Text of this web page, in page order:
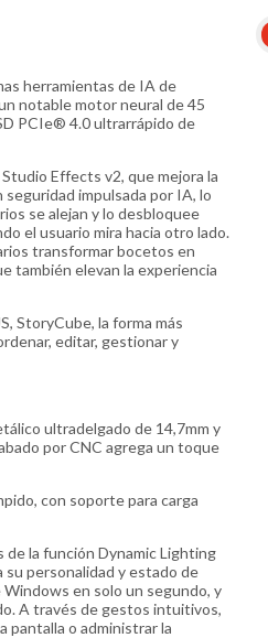
herramientas de IA de
notable motor neural de 45
PCIe® 4.0 ultrarrápido de
Effects v2, que mejora la
seguridad impulsada por IA, lo
se alejan y lo desbloquee
el usuario mira hacia otro lado.
transformar bocetos en
también elevan la experiencia
StoryCube, la forma más
editar, gestionar y
ultradelgado de 14,7mm y
por CNC agrega un toque
con soporte para carga
de la función Dynamic Lighting
personalidad y estado de
en solo un segundo, y
A través de gestos intuitivos,
pantalla o administrar la